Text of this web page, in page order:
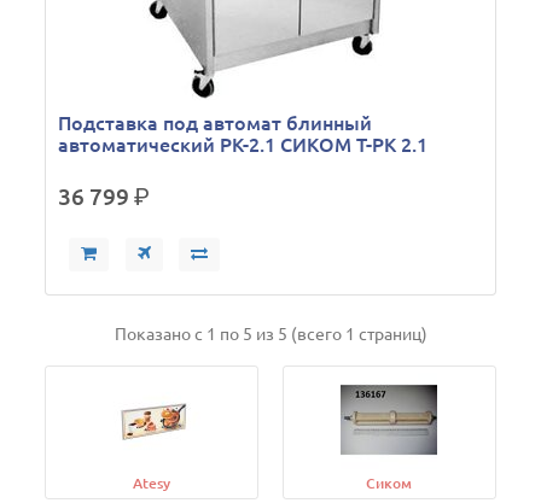
Подставка под автомат блинный
автоматический РК-2.1 СИКОМ Т-РК 2.1
36 799р.
Показано с 1 по 5 из 5 (всего 1 страниц)
Atesy Сиком